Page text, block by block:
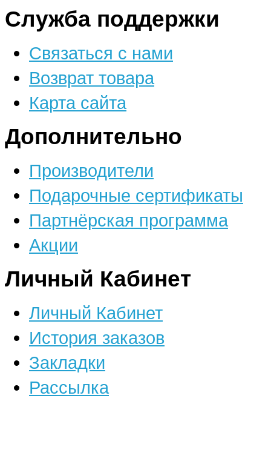
Служба поддержки
Связаться с нами
Возврат товара
Карта сайта
Дополнительно
Производители
Подарочные сертификаты
Партнёрская программа
Акции
Личный Кабинет
Личный Кабинет
История заказов
Закладки
Рассылка